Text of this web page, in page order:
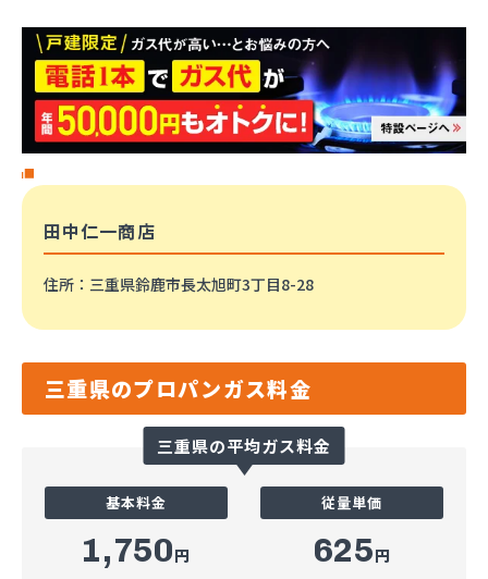
田中仁一商店
住所 ：三重県鈴鹿市長太旭町3丁目8-28
三重県のプロパンガス料金
三重県の平均ガス料金
基本料金
1,750円
従量単価
625円